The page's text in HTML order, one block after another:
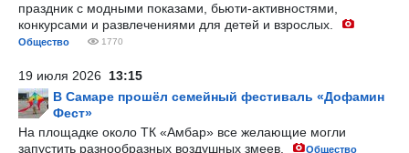
праздник с модными показами, бьюти-активностями,
конкурсами и развлечениями для детей и взрослых.
Общество 1770
19 июля 2026 13:15
В Самаре прошёл семейный фестиваль «Дофамин
Фест»
На площадке около ТК «Амбар» все желающие могли
запустить разнообразных воздушных змеев.
Общество